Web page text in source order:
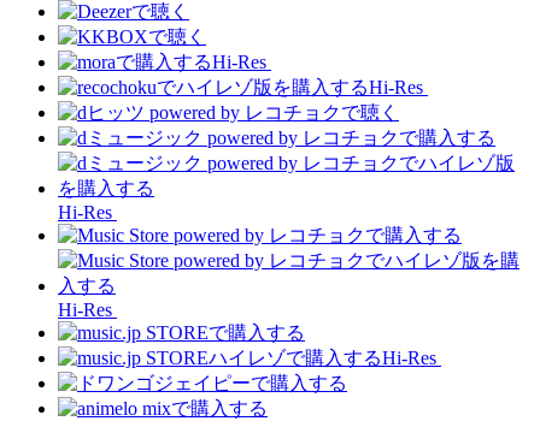
Hi-Res
Hi-Res
Hi-Res
Hi-Res
Hi-Res